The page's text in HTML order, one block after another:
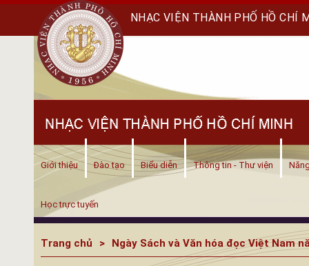
NHẠC VIỆN THÀNH PHỐ HỒ CHÍ
Giới thiệu Đào tạo Biểu diễn Thông tin - Thư viện
Học trực tuyến
Trang chủ Ngày Sách và Văn hóa đọc Việt Nam